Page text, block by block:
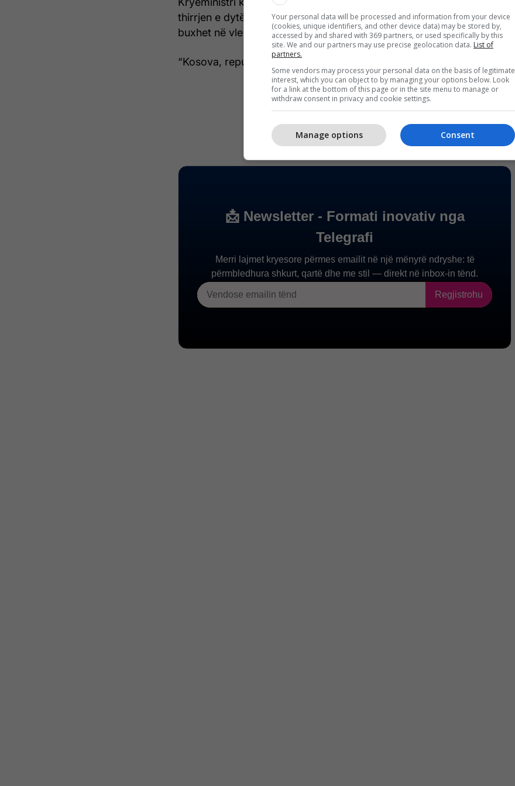
thirrjen e dytë vitin e ardhshëm, për të cilën tashmë është ndarë
buxhet në vlerë prej tre milionë euro.
“Kosova, republikë e të gjithëve”, ka përfunduar Kurti. /
Your personal data will be processed and information from your device
(cookies, unique identifiers, and other device data) may be stored by,
accessed by and shared with 369 partners, or used specifically by this
site. We and our partners may use precise geolocation data. List of
partners.
Some vendors may process your personal data on the basis of legitimate
interest, which you can object to by managing your options below. Look
for a link at the bottom of this page or in the site menu to manage or
withdraw consent in privacy and cookie settings.
Consent
Manage options